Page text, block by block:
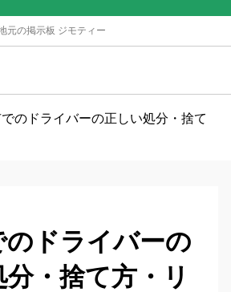
元の掲示板 ジモティー
のドライバーの正しい処分・捨て
のドライバーの
・捨て方・リ